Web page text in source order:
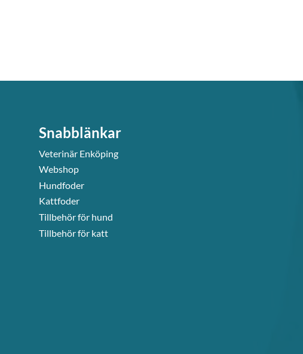
Snabblänkar
Veterinär Enköping
Webshop
Hundfoder
Kattfoder
Tillbehör för hund
Tillbehör för katt